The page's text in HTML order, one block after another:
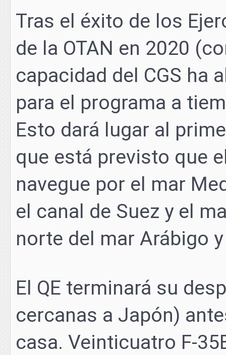
Tras el éxito de los
de la OTAN en 2020
capacidad del CGS ha
para el programa a
Esto dará lugar al
que está previsto que
navegue por el mar
el canal de Suez y el
norte del mar Arábigo
El QE terminará su
cercanas a Japón)
casa. Veinticuatro F-